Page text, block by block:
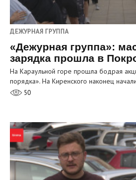
ДЕЖУРНАЯ ГРУППА
«Дежурная группа»:
зарядка прошла в
На Караульной горе прошла бодрая
порядка». На Киренского наконец
50